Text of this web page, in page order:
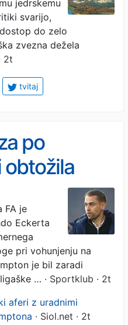
jedrskemu
svarijo,
do zelo
zvezna dežela
2t
tvitaj
po
obtožila
FA je
Eckerta
pri vohunjenju na
je bil zaradi
… · Sportklub · 2t
aferi z uradnimi
· Siol.net · 2t